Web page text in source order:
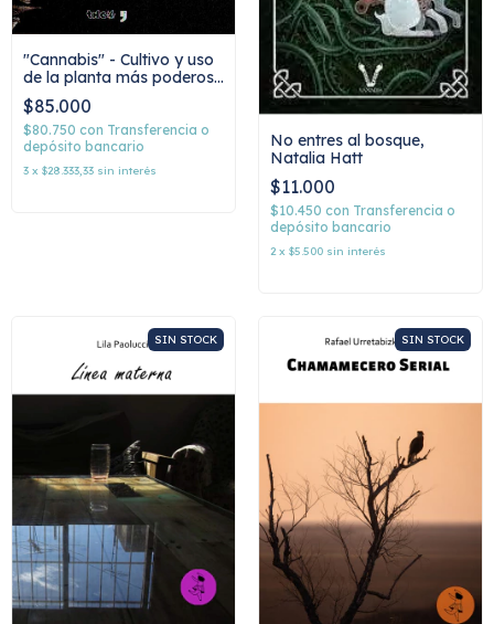
"Cannabis" - Cultivo y uso
de la planta más poderosa
del mundo, Chelo Markous
$85.000
$80.750 con Transferencia o
depósito bancario
3 x $28.333,33 sin interés
No entres al bosque,
Natalia Hatt
$11.000
$10.450 con Transferencia o
depósito bancario
2 x $5.500 sin interés
SIN STOCK SIN STOCK